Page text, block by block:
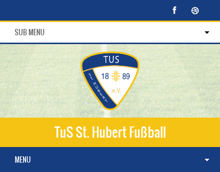
SUB MENU
TuS St. Hubert Fußball
MENU